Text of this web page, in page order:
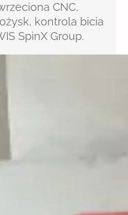
CNC,
kontrola bicia
SpinX Group.